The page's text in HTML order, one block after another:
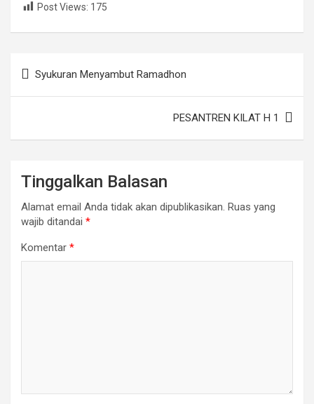
Post Views: 175
Syukuran Menyambut Ramadhon
PESANTREN KILAT H 1
Tinggalkan Balasan
Alamat email Anda tidak akan dipublikasikan. Ruas yang
wajib ditandai *
Komentar *